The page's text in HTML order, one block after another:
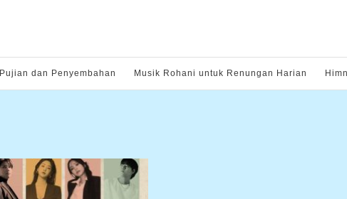
Pujian dan Penyembahan Musik Rohani untuk Renungan Harian